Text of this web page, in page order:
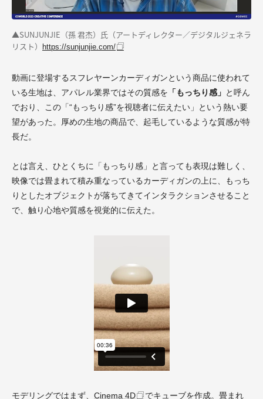
▲SUNJUNJIE（孫 君杰）氏（アートディレクター／デジタルジェネラ
リスト）
https://sunjunjie.com/
動画に登場するスフレヤーンカーディガンという商品に使われて
いる生地は、アパレル業界ではその質感を 「もっちり感」 と呼ん
でおり、この「“もっちり感”を視聴者に伝えたい」という熱い要
望があった。厚めの生地の商品で、起毛しているような質感が特
長だ。
とは言え、ひとくちに「もっちり感」と言っても表現は難しく、
映像では畳まれて積み重なっているカーディガンの上に、もっち
りとしたオブジェクトが落ちてきてインタラクションさせること
で、触り心地や質感を視覚的に伝えた。
モデリングではまず、 Cinema 4D
でキューブを作成。畳まれ